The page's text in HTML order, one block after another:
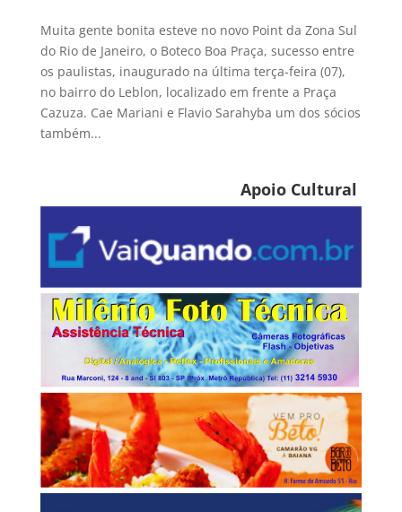
Muita gente bonita esteve no novo Point da Zona Sul
do Rio de Janeiro, o Boteco Boa Praça, sucesso entre
os paulistas, inaugurado na última terça-feira (07),
no bairro do Leblon, localizado em frente a Praça
Cazuza. Cae Mariani e Flavio Sarahyba um dos sócios
também...
Apoio Cultural